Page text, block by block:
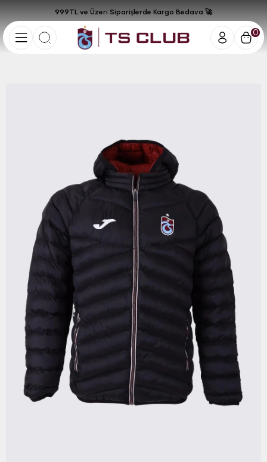
0
999TL ve Üzeri Siparişlerde Kargo Bedava 🚀